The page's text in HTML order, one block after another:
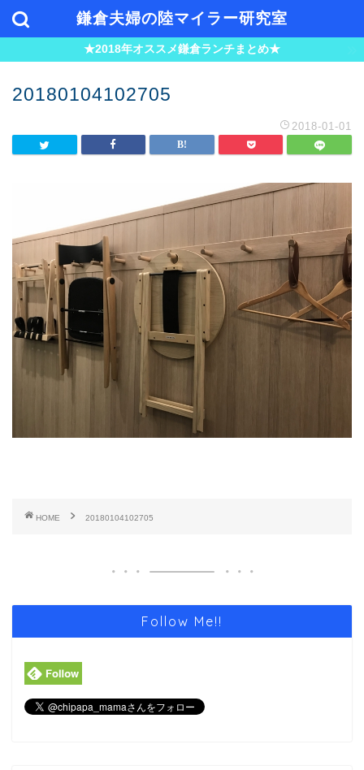
鎌倉夫婦の陸マイラー研究室
★2018年オススメ鎌倉ランチまとめ★
20180104102705
2018-01-01
HOME 20180104102705
Follow Me!!